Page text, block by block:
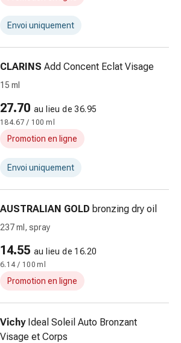
Envoi uniquement
CLARINS Add Concent Eclat Visage
15 ml
27.70 au lieu de 36.95
184.67 / 100 ml
Promotion en ligne
Envoi uniquement
AUSTRALIAN GOLD bronzing dry oil
237 ml, spray
14.55 au lieu de 16.20
6.14 / 100 ml
Promotion en ligne
Vichy Ideal Soleil Auto Bronzant
Visage et Corps